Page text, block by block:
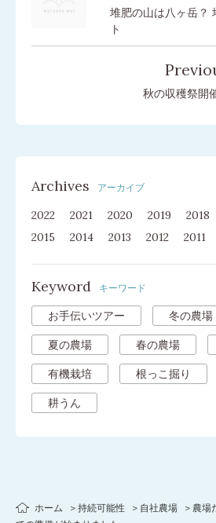
堆肥の山は八ヶ岳？
ト
秋の収穫祭開
Archives アーカイブ
2022 2021 2020 2019 2018
2015
2014 2013 2012 2011
Keyword キーワード
お手伝いツアー 冬の農場
夏の農場 春の農場
有機栽培 根っこ掘り
耕うん
ホーム 持続可能性 自社農場 農場